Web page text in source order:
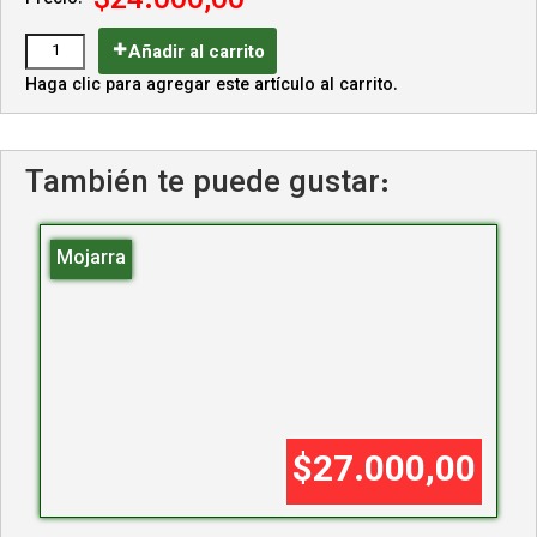
Añadir al carrito
Haga clic para agregar este artículo al carrito.
También te puede gustar:
Mojarra
$27.000,00